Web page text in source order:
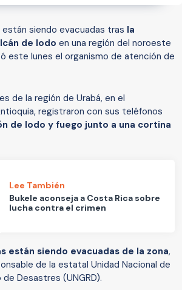
siendo evacuadas tras la
de lodo en una región del noroeste
este lunes el organismo de atención de
de la región de Urabá, en el
registraron con sus teléfonos
de lodo y fuego junto a una cortina
Lee También
Bukele aconseja a Costa Rica sobre
lucha contra el crimen
están siendo evacuadas de la zona,
de la estatal Unidad Nacional de
Desastres (UNGRD).